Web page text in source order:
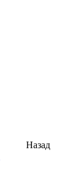
Назад